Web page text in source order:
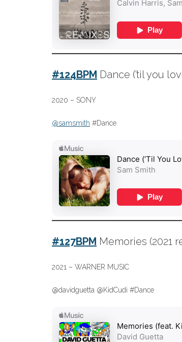
#124BPM Dance (’til you
2020 – SONY
@samsmith #Dance
#127BPM Memories (2021
2021 – WARNER MUSIC
@davidguetta @KidCudi #Dance